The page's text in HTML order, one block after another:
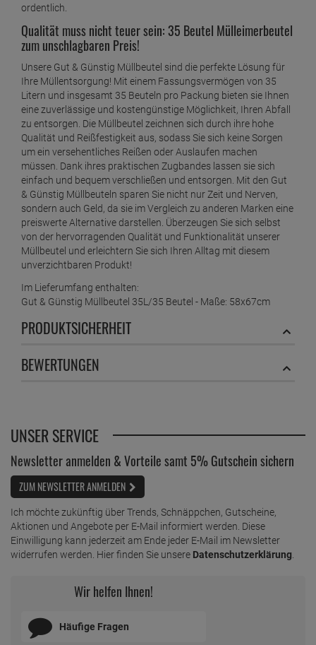
ordentlich.
Qualität muss nicht teuer sein: 35 Beutel Mülleimerbeutel
zum unschlagbaren Preis!
Unsere Gut & Günstig Müllbeutel sind die perfekte Lösung für
Ihre Müllentsorgung! Mit einem Fassungsvermögen von 35
Litern und insgesamt 35 Beuteln pro Packung bieten sie Ihnen
eine zuverlässige und kostengünstige Möglichkeit, Ihren Abfall
zu entsorgen. Die Müllbeutel zeichnen sich durch ihre hohe
Qualität und Reißfestigkeit aus, sodass Sie sich keine Sorgen
um ein versehentliches Reißen oder Auslaufen machen
müssen. Dank ihres praktischen Zugbandes lassen sie sich
einfach und bequem verschließen und entsorgen. Mit den Gut
& Günstig Müllbeuteln sparen Sie nicht nur Zeit und Nerven,
sondern auch Geld, da sie im Vergleich zu anderen Marken eine
preiswerte Alternative darstellen. Überzeugen Sie sich selbst
von der hervorragenden Qualität und Funktionalität unserer
Müllbeutel und erleichtern Sie sich Ihren Alltag mit diesem
unverzichtbaren Produkt!
Im Lieferumfang enthalten:
Gut & Günstig Müllbeutel 35L/35 Beutel - Maße: 58x67cm
PRODUKTSICHERHEIT
BEWERTUNGEN
UNSER SERVICE
Newsletter anmelden & Vorteile samt 5% Gutschein sichern
ZUM NEWSLETTER ANMELDEN
Ich möchte zukünftig über Trends, Schnäppchen, Gutscheine,
Aktionen und Angebote per E-Mail informiert werden. Diese
Einwilligung kann jederzeit am Ende jeder E-Mail im Newsletter
widerrufen werden. Hier finden Sie unsere Datenschutzerklärung
Wir helfen Ihnen!
Häufige Fragen